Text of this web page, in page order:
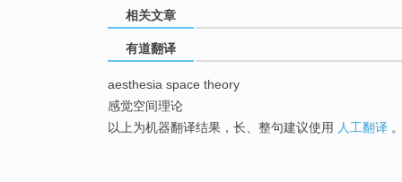
相关文章
有道翻译
aesthesia space theory
感觉空间理论
以上为机器翻译结果，长、整句建议使用 人工翻译